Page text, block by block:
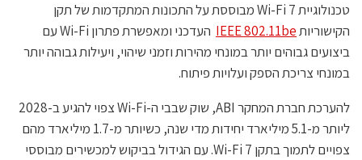
טכנולוגיית Wi-Fi 7 מבוססת על התכונות המתקדמות של תקן
הקישוריותIEEE 802.11be
העדכני ומאפשרת פתרון Wi-Fi עם
ביצועים גבוהים יותר במונחי מהירות וזמני שיהוי, ויעילות גבוהה יותר
במונחי צריכת הספק ועלויות פיתוח.
להערכת חברת המחקר ABI, שוק שבבי ה-Wi-Fi צפוי להגיע ב-2028
ליותר מ-5.1 מיליארד יחידות מדי שנה, כשיותר מ-1.7 מיליארד מהם
צפויים לתמוך בתקן Wi-Fi 7. עם הגידול בביקוש למכשירים מבוססי